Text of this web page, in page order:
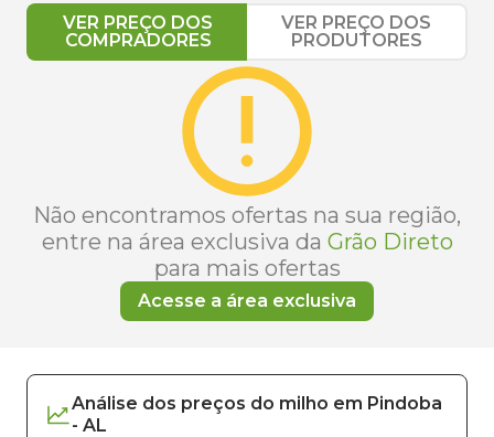
VER PREÇO DOS
COMPRADORES
VER PREÇO DOS
PRODUTORES
Não encontramos ofertas na sua região,
entre na área exclusiva da Grão Direto
para mais ofertas
Acesse a área exclusiva
Análise dos preços do milho em Pindoba
- AL